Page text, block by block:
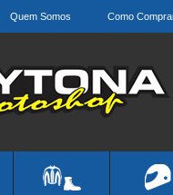
Quem Somos Como